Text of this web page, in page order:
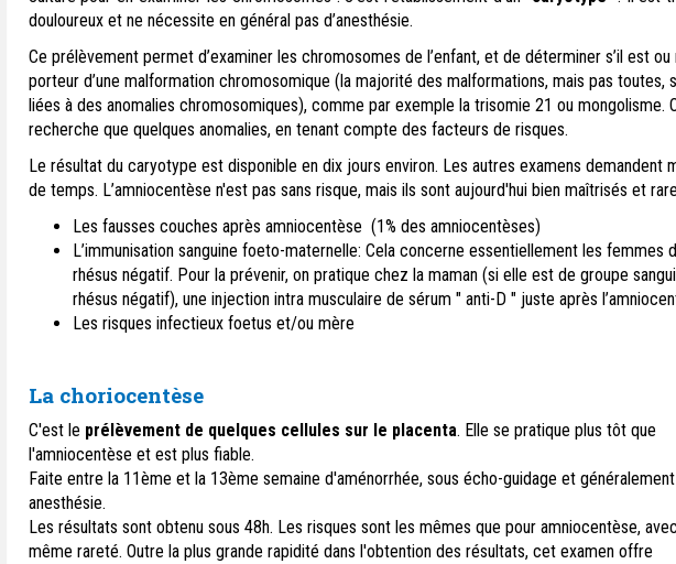
douloureux et ne nécessite en général pas d’anesthésie.
Ce prélèvement permet d’examiner les chromosomes de l’enfant, et de déterminer s’il est ou
porteur d’une malformation chromosomique (la majorité des malformations, mais pas toutes,
liées à des anomalies chromosomiques), comme par exemple la trisomie 21 ou mongolisme.
recherche que quelques anomalies, en tenant compte des facteurs de risques.
Le résultat du caryotype est disponible en dix jours environ. Les autres examens demandent
de temps. L’amniocentèse n'est pas sans risque, mais ils sont aujourd'hui bien maîtrisés et
Les fausses couches après amniocentèse (1% des amniocentèses)
L’immunisation sanguine foeto-maternelle: Cela concerne essentiellement les femmes
rhésus négatif. Pour la prévenir, on pratique chez la maman (si elle est de groupe
rhésus négatif), une injection intra musculaire de sérum " anti-D " juste après
Les risques infectieux foetus et/ou mère
La choriocentèse
C'est le prélèvement de quelques cellules sur le placenta. Elle se pratique plus tôt que
l'amniocentèse et est plus fiable.
Faite entre la 11ème et la 13ème semaine d'aménorrhée, sous écho-guidage et
anesthésie.
Les résultats sont obtenu sous 48h. Les risques sont les mêmes que pour amniocentèse,
même rareté. Outre la plus grande rapidité dans l'obtention des résultats, cet examen offre